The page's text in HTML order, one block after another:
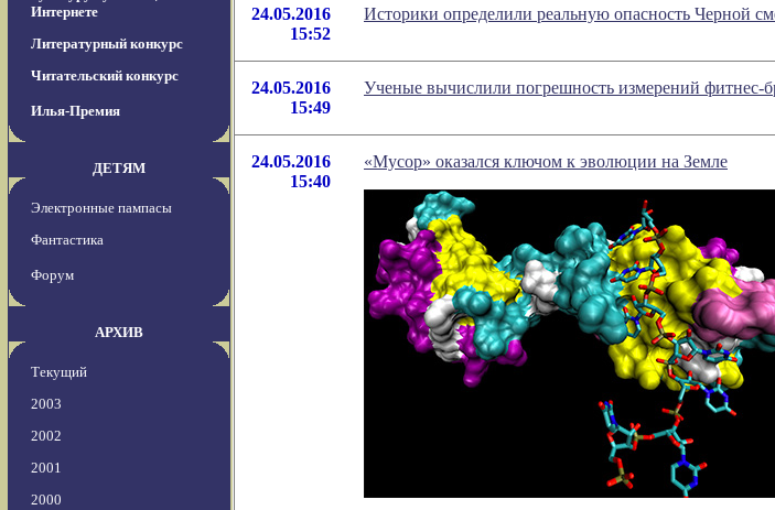
Интернете
Литературный конкурс
Читательский конкурс
Илья-Премия
ДЕТЯМ
Электронные пампасы
Фантастика
Форум
АРХИВ
Текущий
2003
2002
2001
2000
24.05.2016
15:52
Историки определили реальную опасность Черной
24.05.2016
15:49
Ученые вычислили погрешность измерений фитнес-
24.05.2016
15:40
«Мусор» оказался ключом к эволюции на Земле